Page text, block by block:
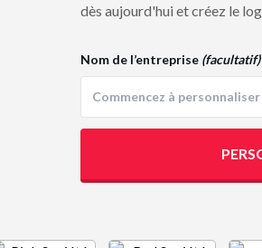
dès aujourd'hui et créez le
Nom de l’entreprise (facultatif)